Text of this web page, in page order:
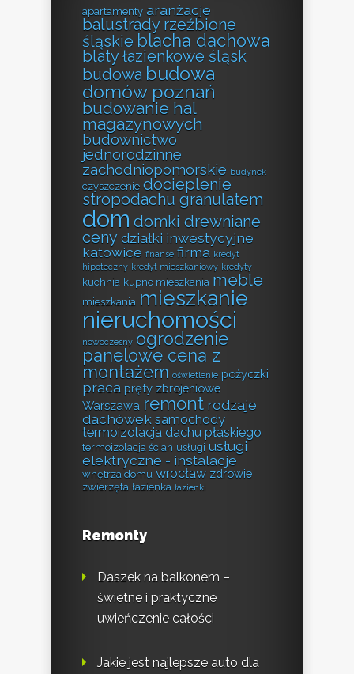
apartamenty aranżacje
balustrady rzeźbione
śląskie blacha dachowa
blaty łazienkowe śląsk
budowa budowa
domów poznań
budowanie hal
magazynowych
budownictwo
jednorodzinne
zachodniopomorskie budynek
czyszczenie docieplenie
stropodachu granulatem
dom domki drewniane
cenydziałki inwestycyjne
katowice finanse firma kredyt
hipoteczny kredyt mieszkaniowy kredyty
kuchnia kupno mieszkania meble
mieszkania mieszkanie
nieruchomości
nowoczesny ogrodzenie
panelowe cena z
montażem oświetlenie pożyczki
praca pręty zbrojeniowe
Warszawa remont rodzaje
dachówek samochody
termoizolacja dachu płaskiego
termoizolacja ścian usługi usługi
elektryczne - instalacje
wnętrza domu wrocław zdrowie
zwierzęta łazienka łazienki
Remonty
Daszek na balkonem –
świetne i praktyczne
uwieńczenie całości
Jakie jest najlepsze auto dla